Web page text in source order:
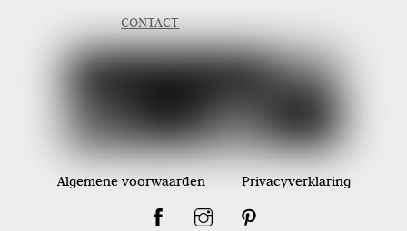
CONTACT
Algemene voorwaarden Privacyverklaring